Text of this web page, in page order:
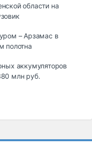
области на
– Арзамас в
полотна
аккумуляторов
млн руб.